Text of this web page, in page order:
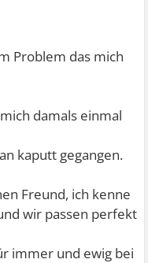
Problem das mich
damals einmal
kaputt gegangen.
Freund, ich kenne
wir passen perfekt
immer und ewig bei